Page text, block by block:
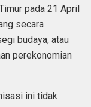
pada 21 April
secara
budaya, atau
perekonomian
ini tidak